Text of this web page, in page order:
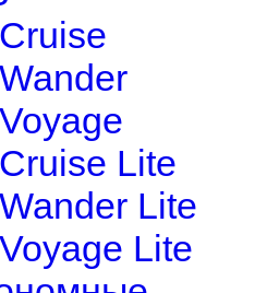
Cruise
Wander
Voyage
Cruise Lite
Wander Lite
Voyage Lite